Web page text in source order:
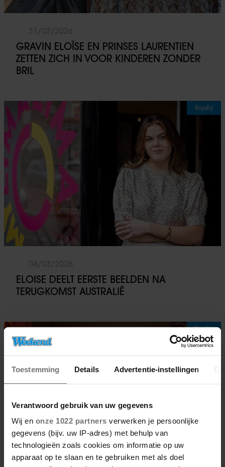
Toestemming Details Advertentie-instellingen
Verantwoord gebruik van uw gegevens
Wij en onze 1022 partners verwerken je persoonlijke
gegevens (bijv. uw IP-adres) met behulp van
technologieën zoals cookies om informatie op uw
apparaat op te slaan en te gebruiken met als doel
GRAVIN ELOÏSE EN PRINSES LAURENTIEN
ZETTEN ZICH IN VOOR KINDEREN ZONDER
BRIL
Royalty
ELOISE DEELT EERSTE BEELDEN NA
TERUGKOMST AUSTRALIË
Royalty